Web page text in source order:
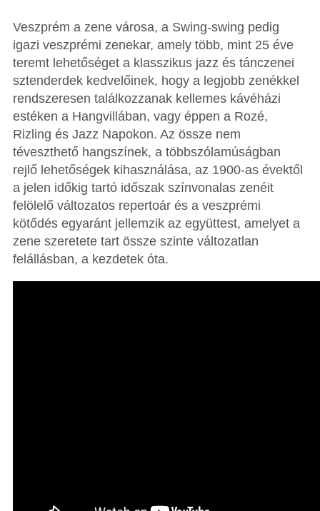
Veszprém a zene városa, a Swing-swing pedig
igazi veszprémi zenekar, amely több, mint 25 éve
teremt lehetőséget a klasszikus jazz és tánczenei
sztenderdek kedvelőinek, hogy a legjobb zenékkel
rendszeresen találkozzanak kellemes kávéházi
estéken a Hangvillában, vagy éppen a Rozé,
Rizling és Jazz Napokon. Az össze nem
téveszthető hangszínek, a többszólamúságban
rejlő lehetőségek kihasználása, az 1900-as évektől
a jelen időkig tartó időszak színvonalas zenéit
felölelő változatos repertoár és a veszprémi
kötődés egyaránt jellemzik az együttest, amelyet a
zene szeretete tart össze szinte változatlan
felállásban, a kezdetek óta.